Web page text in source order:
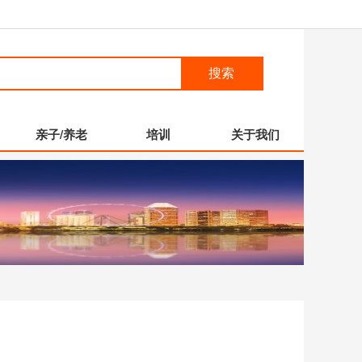
搜索
亲子/养老 培训 关于我们